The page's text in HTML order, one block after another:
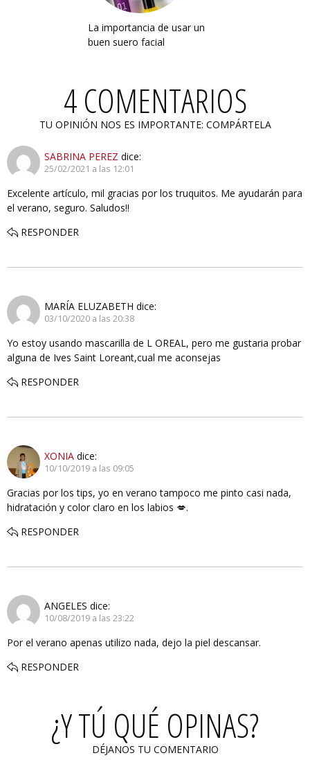
La importancia de usar un
buen suero facial
4 COMENTARIOS
TU OPINIÓN NOS ES IMPORTANTE: COMPÁRTELA
SABRINA PEREZ dice:
25/02/2021 a las 12:01
Excelente artículo, mil gracias por los truquitos. Me ayudarán para
el verano, seguro. Saludos!!
RESPONDER
MARÍA ELUZABETH dice:
03/10/2020 a las 20:38
Yo estoy usando mascarilla de L OREAL, pero me gustaria probar
alguna de Ives Saint Loreant,cual me aconsejas
RESPONDER
XONIA dice:
10/10/2019 a las 09:05
Gracias por los tips, yo en verano tampoco me pinto casi nada,
hidratación y color claro en los labios 💋.
RESPONDER
ANGELES dice:
10/08/2019 a las 23:22
Por el verano apenas utilizo nada, dejo la piel descansar.
RESPONDER
¿Y TÚ QUÉ OPINAS?
DÉJANOS TU COMENTARIO